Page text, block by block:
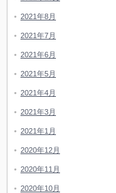
2021年8月
2021年7月
2021年6月
2021年5月
2021年4月
2021年3月
2021年1月
2020年12月
2020年11月
2020年10月